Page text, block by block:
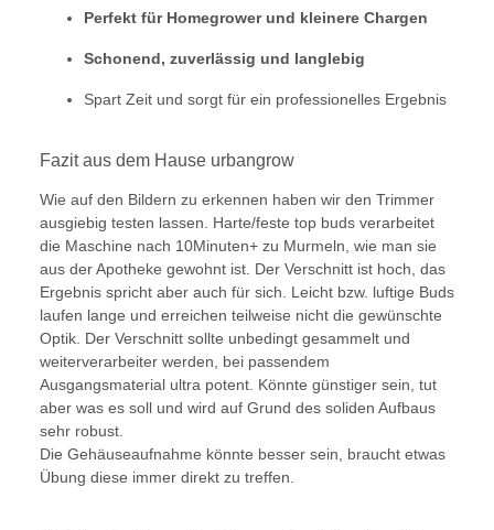
Perfekt für Homegrower und kleinere Chargen
Schonend, zuverlässig und langlebig
Spart Zeit und sorgt für ein professionelles Ergebnis
Fazit aus dem Hause urbangrow
Wie auf den Bildern zu erkennen haben wir den Trimmer
ausgiebig testen lassen. Harte/feste top buds verarbeitet
die Maschine nach 10Minuten+ zu Murmeln, wie man sie
aus der Apotheke gewohnt ist. Der Verschnitt ist hoch, das
Ergebnis spricht aber auch für sich. Leicht bzw. luftige Buds
laufen lange und erreichen teilweise nicht die gewünschte
Optik. Der Verschnitt sollte unbedingt gesammelt und
weiterverarbeiter werden, bei passendem
Ausgangsmaterial ultra potent. Könnte günstiger sein, tut
aber was es soll und wird auf Grund des soliden Aufbaus
sehr robust.
Die Gehäuseaufnahme könnte besser sein, braucht etwas
Übung diese immer direkt zu treffen.